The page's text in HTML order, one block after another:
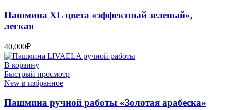
Пашмина XL цвета «эффектный зеленый»,
легкая
40,000₽
В корзину
Быстрый просмотр
New в избранное
Пашмина ручной работы «Золотая арабеска»